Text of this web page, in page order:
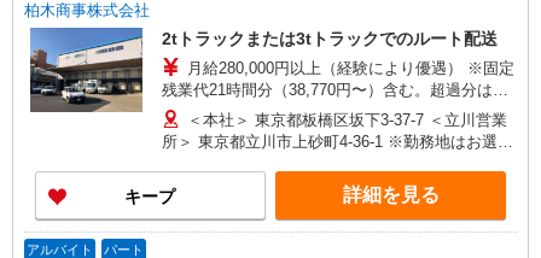
柏木商事株式会社
2tトラックまたは3tトラックでのルート配送
月給280,000円以上（経験により優遇） ※固定
残業代21時間分（38,770円〜）含む。超過分は別
途支給。 ＜年収例＞ 4,200,000円（40歳/入社1年
目）他各種手当あり
＜本社＞ 東京都板橋区坂下3-37-7 ＜立川営業
所＞ 東京都立川市上砂町4-36-1 ※勤務地はお選び
築社屋（自社ビル）に移転します。
キープ 詳細を見る
アルバイト パート